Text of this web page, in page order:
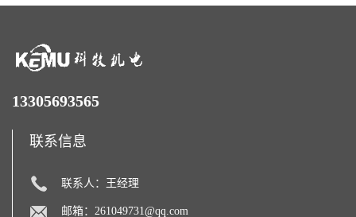
13305693565
联系信息
联系人：王经理
邮箱： 261049731@qq.com